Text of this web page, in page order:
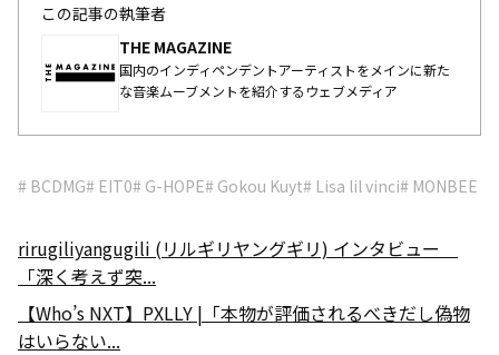
この記事の執筆者
THE MAGAZINE
国内のインディペンデントアーティストをメインに新た
な音楽ムーブメントを紹介するウェブメディア
# BCDMG# EIT0# G-HOPE# Gokou Kuyt# Lisa lil vinci# MONBEE
rirugiliyangugili (リルギリヤングギリ) インタビュー
「深く考えず突...
【Who’s NXT】PXLLY |「本物が評価されるべきだし偽物
はいらない...